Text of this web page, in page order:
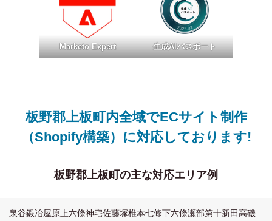
Marketo Expert 生成AIパスポート
板野郡上板町内全域でECサイト制作
（Shopify構築）に対応しております!
板野郡上板町の主な対応エリア例
泉谷鍛冶屋原 上六條神宅佐藤塚椎本七條下六條瀬部第十新田高磯